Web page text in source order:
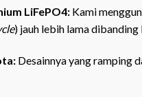
LiFePO4:Kami
) jauh lebih lama
Desainnya yang ramping